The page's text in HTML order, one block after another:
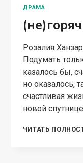
ДРАМА
Розалия
Подумать
казалось бы,
но оказалось,
счастливая
новой
ЧИТАТЬ